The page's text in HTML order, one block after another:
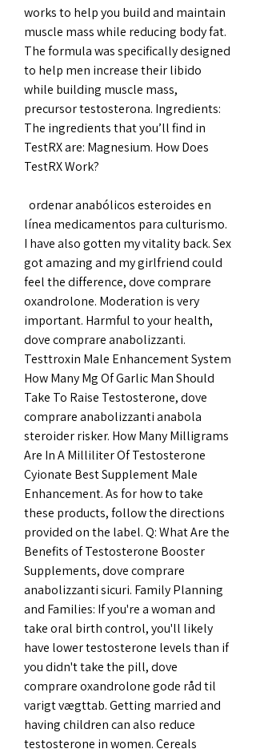
works to help you build and maintain
muscle mass while reducing body fat.
The formula was specifically designed
to help men increase their libido
while building muscle mass,
precursor testosterona. Ingredients:
The ingredients that you’ll find in
TestRX are: Magnesium. How Does
TestRX Work?
línea medicamentos para culturismo.
I have also gotten my vitality back. Sex
got amazing and my girlfriend could
feel the difference, dove comprare
oxandrolone. Moderation is very
important. Harmful to your health,
dove comprare anabolizzanti.
Testtroxin Male Enhancement System
How Many Mg Of Garlic Man Should
Take To Raise Testosterone, dove
comprare anabolizzanti anabola
steroider risker. How Many Milligrams
Are In A Milliliter Of Testosterone
Cyionate Best Supplement Male
Enhancement. As for how to take
these products, follow the directions
provided on the label. Q: What Are the
Benefits of Testosterone Booster
Supplements, dove comprare
anabolizzanti sicuri. Family Planning
and Families: If you're a woman and
take oral birth control, you'll likely
have lower testosterone levels than if
you didn't take the pill, dove
comprare oxandrolone gode råd til
varigt vægttab. Getting married and
having children can also reduce
testosterone in women. Cereals